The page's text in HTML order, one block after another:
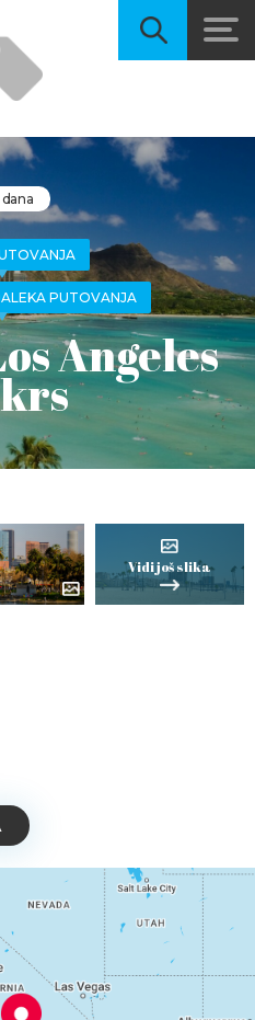
dana
PUTOVANJA
Angeles
Vidi još slika